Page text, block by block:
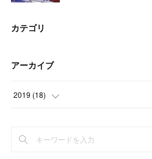
カテゴリ
アーカイブ
2019 (18)
(